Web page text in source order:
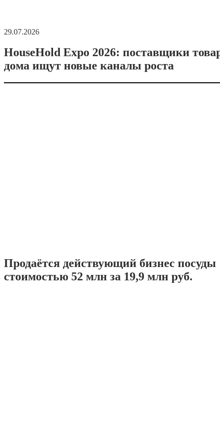
29.07.2026
HouseHold Expo 2026: поставщики
дома ищут новые каналы роста
Продаётся действующий бизнес посуды
стоимостью 52 млн за 19,9 млн руб.